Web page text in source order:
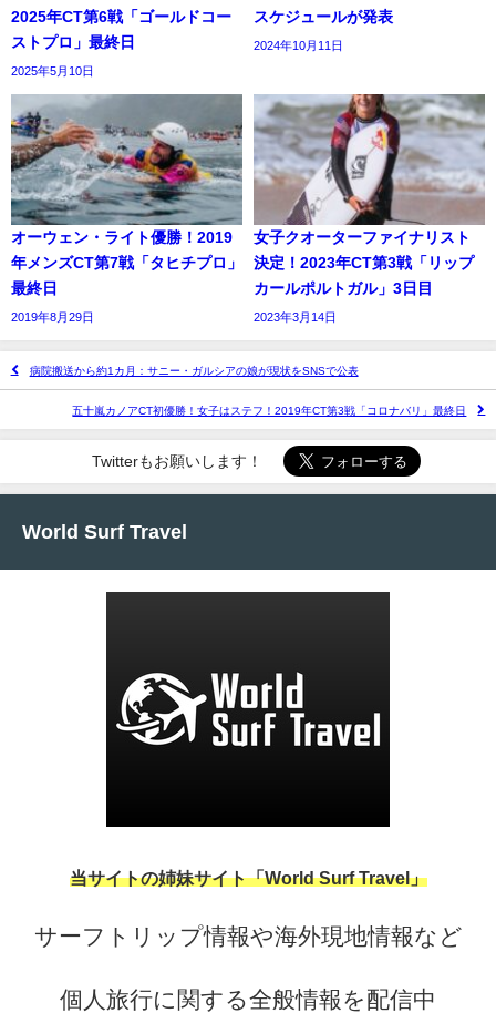
2025年CT第6戦「ゴールドコー
ストプロ」最終日
2025年5月10日
スケジュールが発表
2024年10月11日
オーウェン・ライト優勝！2019
年メンズCT第7戦「タヒチプロ」
最終日
2019年8月29日
女子クオーターファイナリスト
決定！2023年CT第3戦「リップ
カールポルトガル」3日目
2023年3月14日
病院搬送から約1カ月：サニー・ガルシアの娘が現状をSNSで公表
五十嵐カノアCT初優勝！女子はステフ！2019年CT第3戦「コロナバリ」最終日
Twitterもお願いします！
World Surf Travel
当サイトの姉妹サイト「World Surf Travel」
サーフトリップ情報や海外現地情報など
個人旅行に関する全般情報を配信中